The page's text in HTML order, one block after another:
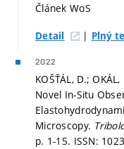
Článek WoS
Detail | Plný
2022
KOŠŤÁL, D.;
Novel In-Situ
Microscopy.
p. 1-15. ISSN: